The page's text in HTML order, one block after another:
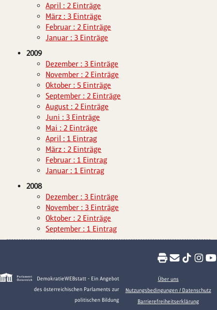
April : 2 Einträge
März : 3 Einträge
Februar : 2 Einträge
Januar : 3 Einträge
2009
Dezember : 3 Einträge
November : 2 Einträge
Oktober : 5 Einträge
September : 2 Einträge
August : 2 Einträge
Juni : 3 Einträge
Mai : 2 Einträge
April : 1 Eintrag
März : 2 Einträge
Februar : 1 Eintrag
Januar : 1 Eintrag
2008
Dezember : 3 Einträge
November : 3 Einträge
Oktober : 2 Einträge
September : 1 Eintrag
DemokratieWEBstatt - Ein Angebot
des österreichischen Parlaments zur
politischen Bildung
Über uns
Nutzungsbedingungen / Datenschutz
Barrierefreiheitserklärung